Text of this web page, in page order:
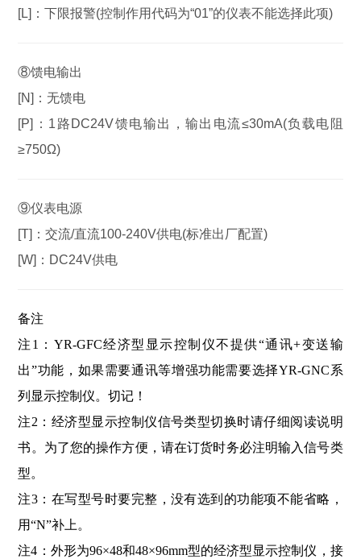
[L]：下限报警(控制作用代码为“01”的仪表不能选择此项)
⑧馈电输出
[N]：无馈电
[P]： 1路DC24V馈电输出，输出电流≤30mA(负载电阻
≥750Ω)
⑨仪表电源
[T]：交流/直流100-240V供电(标准出厂配置)
[W]： DC24V供电
备注
注1：YR-GFC经济型显示控制仪不提供“通讯+变送输
出”功能，如果需要通讯等增强功能需要选择YR-GNC系
列显示控制仪。切记！
注2：经济型显示控制仪信号类型切换时请仔细阅读说明
书。为了您的操作方便，请在订货时务必注明输入信号类
型。
注3：在写型号时要完整，没有选到的功能项不能省略，
用“N”补上。
注4：外形为96×48和48×96mm型的经济型显示控制仪，接